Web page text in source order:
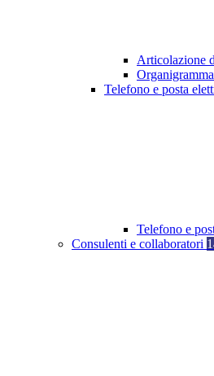
Articolazione
Organigramma
Telefono e posta
Telefono e
Consulenti e collaboratori